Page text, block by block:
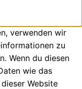
verwenden wir
zu
Wenn du diesen
wie das
Website